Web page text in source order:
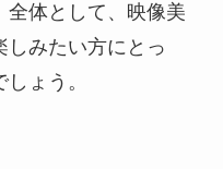
全体として、映像美
しみたい方にとっ
ょう。